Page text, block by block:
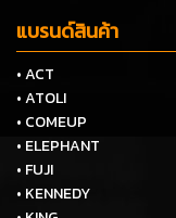
แบรนด์สินค้า
• ACT
• ATOLI
• COMEUP
• ELEPHANT
• FUJI
• KENNEDY